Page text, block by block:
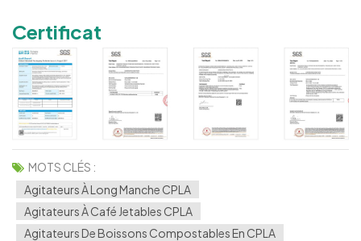
Certificat
MOTS CLÉS :
Agitateurs À Long Manche CPLA
Agitateurs À Café Jetables CPLA
Agitateurs De Boissons Compostables En CPLA